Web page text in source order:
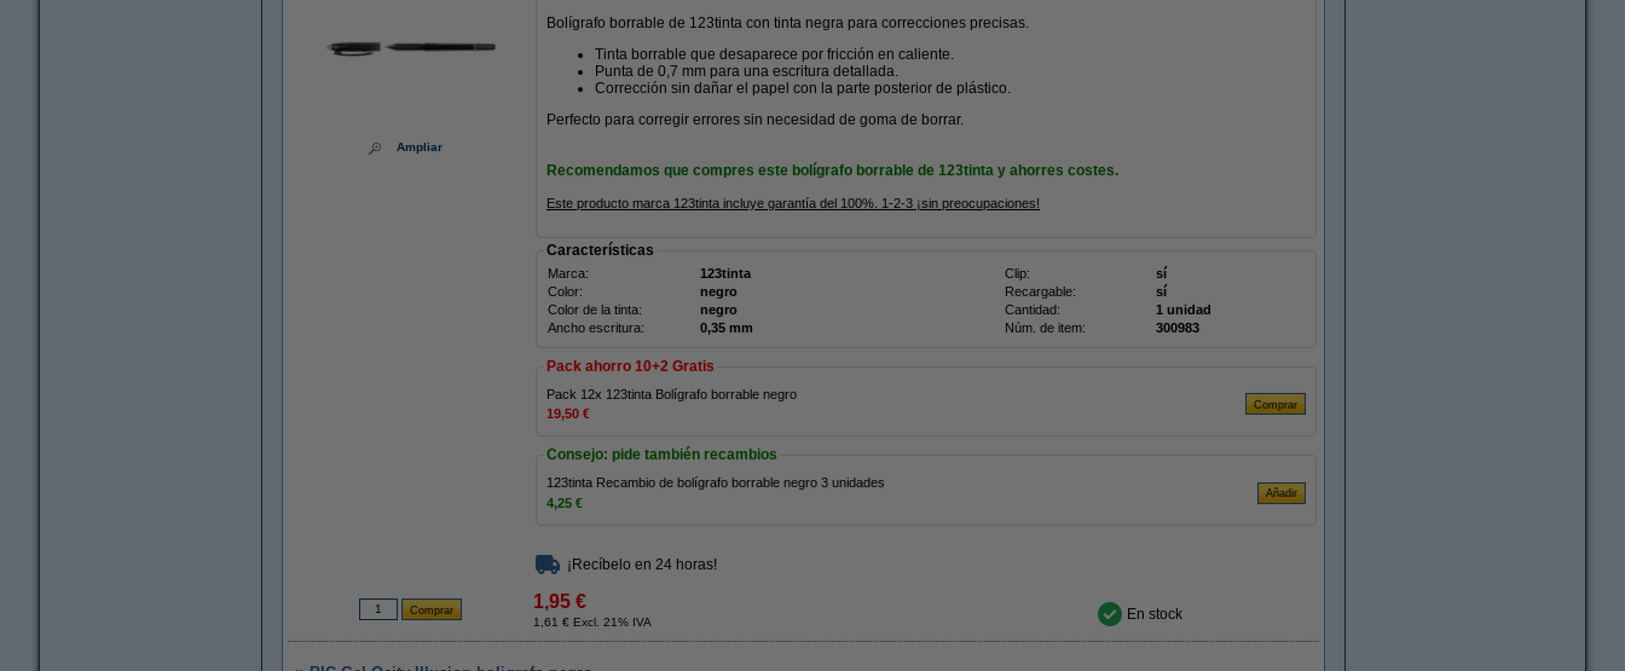
Ampliar
Bolígrafo borrable de 123tinta con tinta negra para correcciones precisas.
Tinta borrable que desaparece por fricción en caliente.
Punta de 0,7 mm para una escritura detallada.
Corrección sin dañar el papel con la parte posterior de plástico.
Perfecto para corregir errores sin necesidad de goma de borrar.
Recomendamos que compres este bolígrafo borrable de 123tinta y ahorres costes.
Este producto marca 123tinta incluye garantía del 100%. 1-2-3 ¡sin preocupaciones!
Características
Marca: 123tinta Clip:
sí
Color:
negro Recargable:
sí
Color de la tinta:
negro Cantidad:
1 unidad
Ancho escritura:
0,35 mm Núm. de item: 300983
Pack ahorro 10+2 Gratis
Pack 12x 123tinta Bolígrafo borrable negro
19,50 €
Consejo: pide también recambios
123tinta Recambio de bolígrafo borrable negro 3 unidades
4,25 €
¡Recíbelo en 24 horas!
1,95 €
1,61 € Excl. 21% IVA En stock